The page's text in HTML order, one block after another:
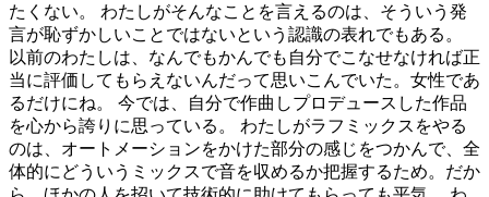
たくない。 わたしがそんなことを言えるのは、そういう発
言が恥ずかしいことではないという認識の表れでもある。
以前のわたしは、なんでもかんでも自分でこなせなければ正
当に評価してもらえないんだって思いこんでいた。女性であ
るだけにね。 今では、自分で作曲しプロデュースした作品
を心から誇りに思っている。 わたしがラフミックスをやる
のは、オートメーションをかけた部分の感じをつかんで、全
体的にどういうミックスで音を収めるか把握するため。だか